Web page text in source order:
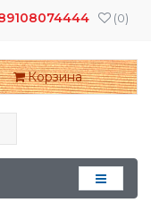
(0)
Корзина